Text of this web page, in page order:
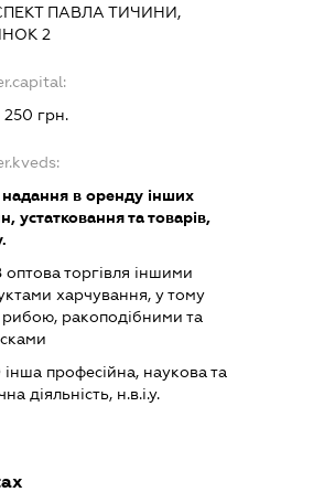
ПАВЛА ТИЧИНИ,
2
250 грн.
в оренду інших
устатковання та товарів,
оптова торгівля іншими
харчування, у тому
рибою, ракоподібними та
інша професійна, наукова та
діяльність, н.в.і.у.